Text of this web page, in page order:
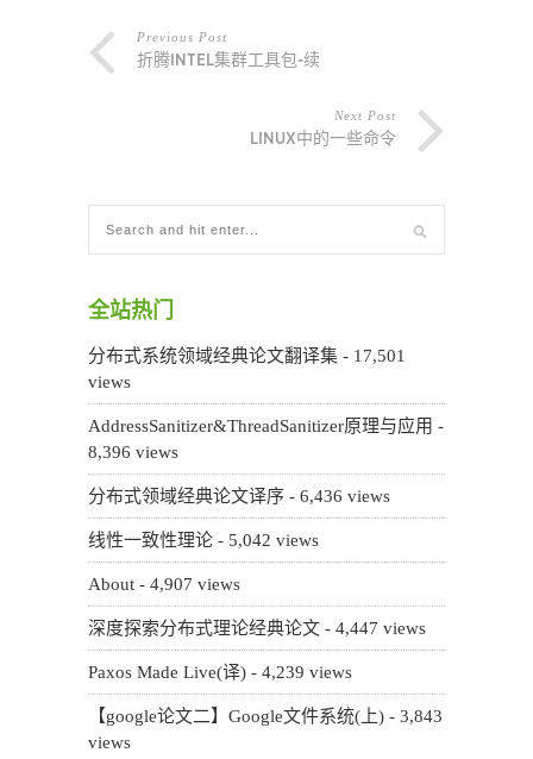
Previous Post
折腾INTEL集群工具包-续
Next Post
LINUX中的一些命令
全站热门
分布式系统领域经典论文翻译集 - 17,501
views
AddressSanitizer&ThreadSanitizer原理与应用 -
8,396 views
分布式领域经典论文译序 - 6,436 views
线性一致性理论 - 5,042 views
About - 4,907 views
深度探索分布式理论经典论文 - 4,447 views
Paxos Made Live(译) - 4,239 views
【google论文二】Google文件系统(上) - 3,843
views